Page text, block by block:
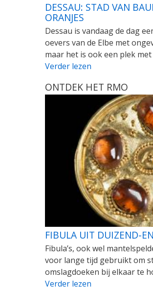
DESSAU: STAD VAN
ORANJES
Dessau is vandaag de dag
oevers van de Elbe met
maar het is ook een plek
Verder lezen
ONTDEK HET RMO
FIBULA UIT DUIZEND-
Fibula’s, ook wel
voor lange tijd gebruikt om
omslagdoeken bij elkaar te
Verder lezen